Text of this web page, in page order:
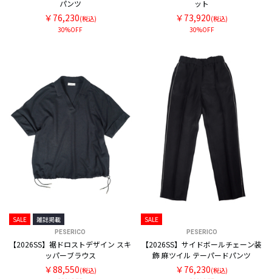
パンツ
￥76,230(税込)
30%OFF
ット
￥73,920(税込)
30%OFF
SALE 雑誌掲載
PESERICO
【2026SS】裾ドロストデザイン スキ
ッパーブラウス
￥88,550(税込)
SALE
PESERICO
【2026SS】サイドボールチェーン装
飾 麻ツイル テーパードパンツ
￥76,230(税込)